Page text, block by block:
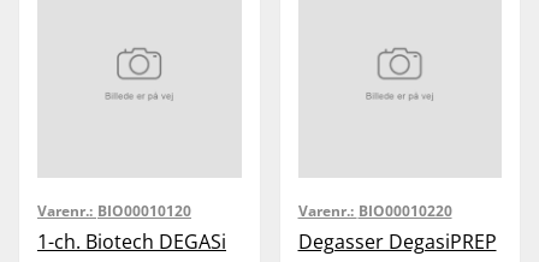
Varenr.: BIO00010120
1-ch. Biotech DEGASi
Varenr.: BIO00010220
Degasser DegasiPREP